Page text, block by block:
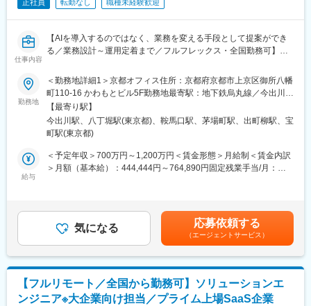
・平均残業時間は20時間未満、マネジメント層でも残業をしっか
りコントロールしており、10時間未満の社員もおり、プライム案
■キャリアパス：
つ、ITコンサルタントとしての経験を積んで頂きます。
ご自身がやってみたい事業(夢)があれば、将来弊社にて事業として
立ち上げて頂く事も可能ですので、是非夢を実現出来る様に一緒
に頑張って行きましょう。
現状の仕事から一歩抜け出しもっと全体を動かすような人になり
たい、小さい会社に入社して会社の成長と共に自分自身の成長を
https://www.rechain.co.jp/job/1267/?
utm_source=doda&utm_medium=job-posting
変更の範囲：会社の定める業務
正社員 転勤なし 職種未経験歓迎
仕事内容
【AIを導入するのではなく、業務を変える手段として提案ができ
る／業務設計～運用定着まで／フルフレックス・全国勤務可】
■業務内容
顧客の業務課題の解決とAI-Ready化に向けて、業務プロセス・デ
ータ・既存ツール／システムの現状を整理し、AIが継続的に成果
を出せる状態の設計から運用定着までを担っていただきます。
本ポジションはセールスの受注後、「顧客の業務課題を整理し、
あるべき業務プロセスを描く」役割を担います。
何を・なぜ解くのかを定義し、AIをどう活かすかを設計して、変
革が現場に根づくまで伴走します。
業務プロセスやAIと人の役割分担を見直し、AIマネジメントのあ
■業務詳細
（1）課題抽出
・業務改善やシステム連携を含む実行ロードマップを策定
・コスト削減やROIを試算し、優先順位を決定
勤務地
＜勤務地詳細1＞京都オフィス住所：京都府京都市上京区御所八幡
町110-16 かわもとビル5F勤務地最寄駅：地下鉄烏丸線／今出川駅
受動喫煙対策：屋内全面禁煙＜勤務地詳細2＞東京オフィス住所：
東京都中央区八丁堀2-14-1 住友不動産八重洲通ビル4F勤務地最寄
駅：日比谷線／八丁堀駅受動喫煙対策：屋内全面禁煙変更の範
【最寄り駅】
今出川駅、八丁堀駅(東京都)、鞍馬口駅、茅場町駅、出町柳駅、宝
町駅(東京都)
給与
＜予定年収＞700万円～1,200万円＜賃金形態＞月給制＜賃金内訳
＞月額（基本給）：444,444円～764,890円固定残業手当/月：
スキル、選考結果をふまえて総合的に判断いたします。（昇給年1
回）賃金はあくまでも目安の金額であり、選考を通じて上下する
可能性があります。月給(月額)は固定手当を含めた表記です。
気になる 応募依頼する
（エージェントサービス）
【フルリモート／全国から勤務可】ソリューションエ
ンジニア※大企業向け担当／プライム上場SaaS企業